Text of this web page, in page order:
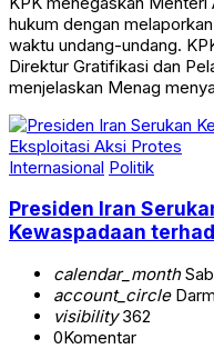
hukum dengan
waktu undang-undang.
Direktur Gratifikasi dan
menjelaskan Menag
Internasional Politik
Presiden Iran
Kewaspadaan
calendar_month
account_circle
visibility362
0Komentar